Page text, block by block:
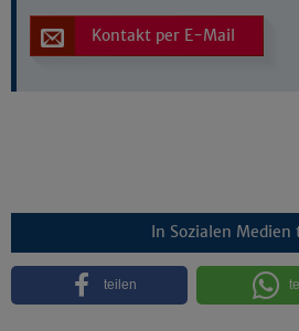
Kontakt per E-Mail
In Sozialen Medien
teilen